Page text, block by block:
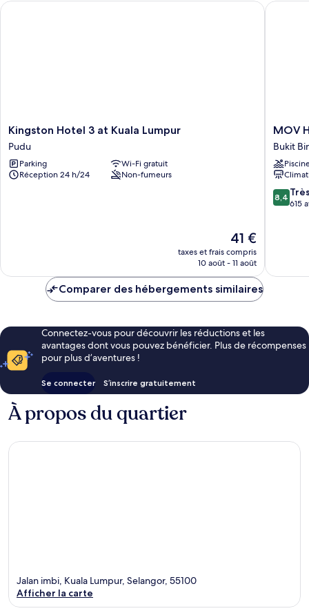
Chambre
Kingston
Hotel
3
at
Kuala
Kingston Hotel 3 at Kuala Lumpur
Pudu
Parking
Wi-Fi gratuit
Réception 24 h/24
Non-fumeurs
Le
nouveau
prix
de
41 €
taxes et frais compris
10 août - 11 août
Kingston Hotel 3 at Kuala Lumpur
MOV
Hotel
Kuala
Lumpur
Bukit
Bintang
MOV
Bukit
8.4
sur
8,4
615
MOV
Comparer des hébergements similaires
Connectez-vous pour découvrir les réductions et les
avantages dont vous pouvez bénéficier. Plus de récompenses
pour plus d’aventures !
Se connecter S’inscrire gratuitement
À propos du quartier
Jalan imbi, Kuala Lumpur, Selangor, 55100
Afficher la carte